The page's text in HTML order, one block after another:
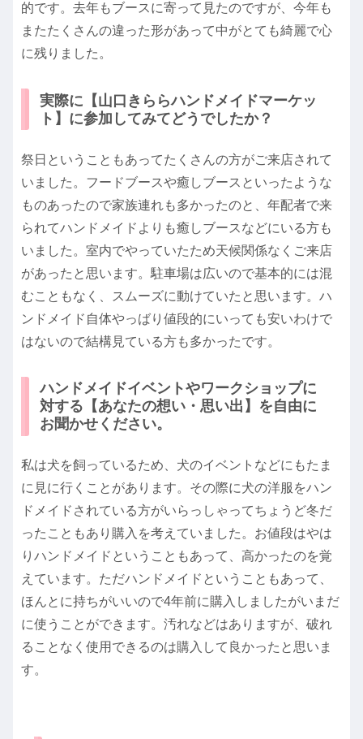
的です。去年もブースに寄って見たのですが、今年も
またたくさんの違った形があって中がとても綺麗で心
に残りました。
実際に【山口きららハンドメイドマーケッ
ト】に参加してみてどうでしたか？
祭日ということもあってたくさんの方がご来店されて
いました。フードブースや癒しブースといったような
ものあったので家族連れも多かったのと、年配者で来
られてハンドメイドよりも癒しブースなどにいる方も
いました。室内でやっていたため天候関係なくご来店
があったと思います。駐車場は広いので基本的には混
むこともなく、スムーズに動けていたと思います。ハ
ンドメイド自体やっばり値段的にいっても安いわけで
はないので結構見ている方も多かったです。
ハンドメイドイベントやワークショップに
対する【あなたの想い・思い出】を自由に
お聞かせください。
私は犬を飼っているため、犬のイベントなどにもたま
に見に行くことがあります。その際に犬の洋服をハン
ドメイドされている方がいらっしゃってちょうど冬だ
ったこともあり購入を考えていました。お値段はやは
りハンドメイドということもあって、高かったのを覚
えています。ただハンドメイドということもあって、
ほんとに持ちがいいので4年前に購入しましたがいまだ
に使うことができます。汚れなどはありますが、破れ
ることなく使用できるのは購入して良かったと思いま
す。